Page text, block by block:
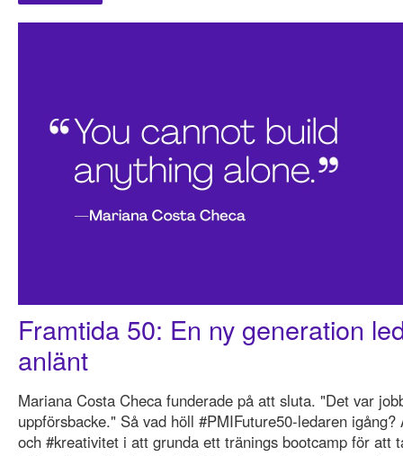
Framtida 50: En ny generation
anlänt
Mariana Costa Checa funderade på att sluta. "Det var
uppförsbacke." Så vad höll #PMIFuture50-ledaren
och #kreativitet i att grunda ett tränings bootcamp för att